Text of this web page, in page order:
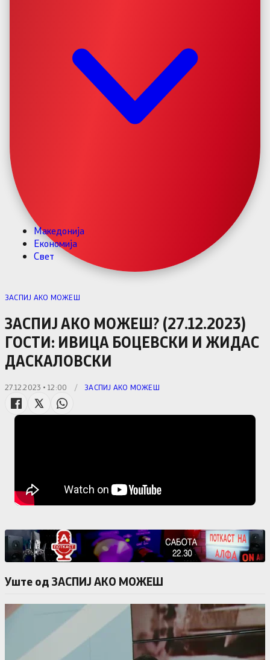
Македонија
Економија
Свет
ЗАСПИЈ АКО МОЖЕШ
ЗАСПИЈ АКО МОЖЕШ? (27.12.2023)
ГОСТИ: ИВИЦА БОЦЕВСКИ И ЖИДАС
ДАСКАЛОВСКИ
27.12.2023 • 12:00 / ЗАСПИЈ АКО МОЖЕШ
Уште од ЗАСПИЈ АКО МОЖЕШ